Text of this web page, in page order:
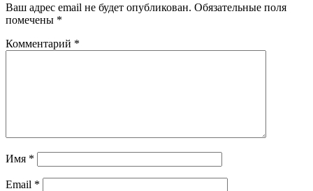
Ваш адрес email не будет опубликован. Обязательные поля
помечены *
Комментарий *
Имя *
Email *